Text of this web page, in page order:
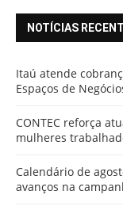
NOTÍCIAS
Itaú atende
Espaços de
CONTEC reforça
mulheres
Calendário de
avanços na